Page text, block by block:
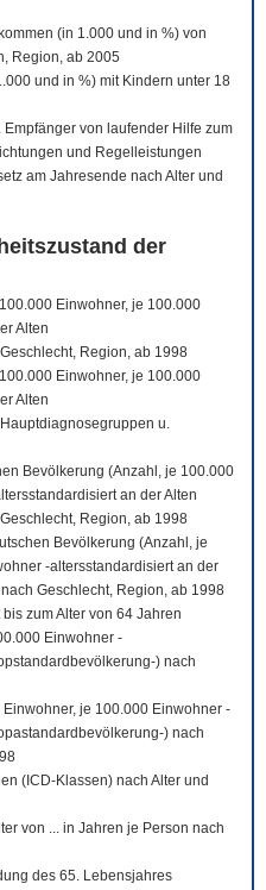
(in 1.000 und in %) von
Region, ab 2005
und in %) mit Kindern unter 18
von laufender Hilfe zum
und Regelleistungen
am Jahresende nach Alter und
der
Einwohner, je 100.000
Alten
Region, ab 1998
Einwohner, je 100.000
Alten
u.
Bevölkerung (Anzahl, je 100.000
an der Alten
Region, ab 1998
Bevölkerung (Anzahl, je
-altersstandardisiert an der
Geschlecht, Region, ab 1998
zum Alter von 64 Jahren
Einwohner -
) nach
je 100.000 Einwohner -
) nach
(ICD-Klassen) nach Alter und
von ... in Jahren je Person nach
des 65. Lebensjahres